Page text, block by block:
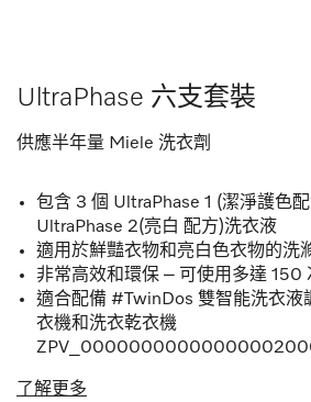
UltraPhase 六支套裝
供應半年量 Miele 洗衣劑
包含 3 個 UltraPhase 1 (潔淨護色
UltraPhase 2(亮白 配方)洗衣液
適用於鮮豔衣物和亮白色衣物的洗
非常高效和環保 – 可使用多達 150
適合配備 #TwinDos 雙智能洗衣
衣機和洗衣乾衣機
了解更多